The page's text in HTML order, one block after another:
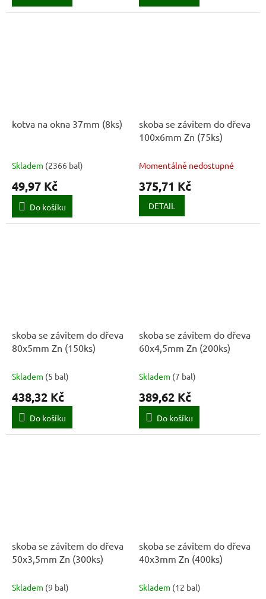
kotva na okna 37mm (8ks)
Skladem (2366 bal)
49,97 Kč
Do košíku
skoba se závitem do dřeva
100x6mm Zn (75ks)
Momentálně nedostupné
375,71 Kč
DETAIL
skoba se závitem do dřeva
80x5mm Zn (150ks)
Skladem (5 bal)
438,32 Kč
Do košíku
skoba se závitem do dřeva
60x4,5mm Zn (200ks)
Skladem (7 bal)
389,62 Kč
Do košíku
skoba se závitem do dřeva
50x3,5mm Zn (300ks)
Skladem (9 bal)
skoba se závitem do dřeva
40x3mm Zn (400ks)
Skladem (12 bal)